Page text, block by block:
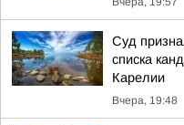
Суд
списка
Карелии
Вчера, 19:48